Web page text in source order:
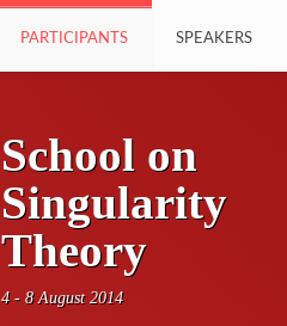
PARTICIPANTS SPEAKERS
School on
Singularity
Theory
4 - 8 August 2014